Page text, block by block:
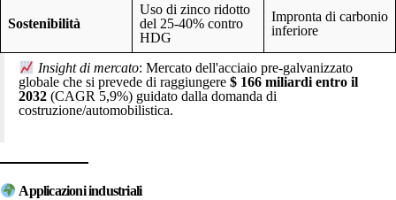
Sostenibilità
Uso di zinco ridotto
del 25-40% contro
HDG
Impronta di carbonio
inferiore
Insight di mercato: Mercato dell'acciaio pre-galvanizzato
globale che si prevede di raggiungere $ 166 miliardi entro il
2032 (CAGR 5,9%) guidato dalla domanda di
costruzione/automobilistica.
Applicazioni industriali